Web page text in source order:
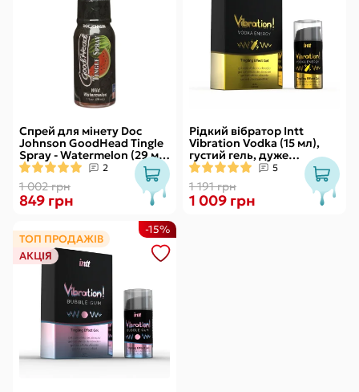
Спрей для мінету Doc
Johnson GoodHead Tingle
Spray - Watermelon (29 мл)
зі стимулювальним
ефектом
2
1 002 грн
849 грн
Рідкий вібратор Intt
Vibration Vodka (15 мл),
густий гель, дуже
смачний, діє до 30 хвилин
5
1 191 грн
1 009 грн
ТОП ПРОДАЖІВ
АКЦІЯ
-15%